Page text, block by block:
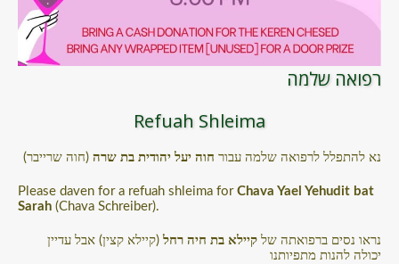
רפואה שלמה
Refuah Shleima
נא להתפלל לרפואה שלמה עבור חוה יעל יהודית בת שרה (חוה שרייבר)
Please daven for a refuah shleima for Chava Yael Yehudit bat
Sarah (Chava Schreiber).
נראו נסים ברפואתה של קיילא בת חיה רחל (קיילא קצין) אבל עדיין
יכולה להנות מתפיותנו